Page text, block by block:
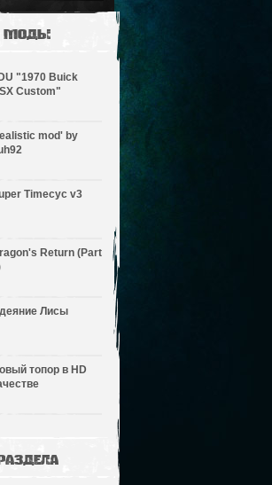
моды
"1970 Buick
Custom"
mod' by
Timecyc v3
Return (Part
Лисы
топор в HD